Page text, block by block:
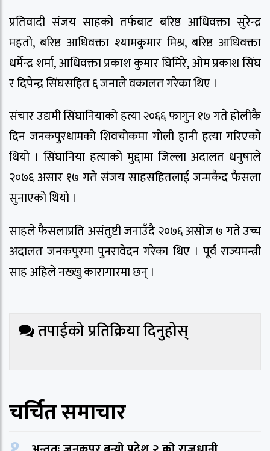
प्रतिवादी संजय साहको तर्फबाट बरिष्ठ आधिवक्ता सुरेन्द्र
महतो, बरिष्ठ आधिवक्ता श्यामकुमार मिश्र, बरिष्ठ आधिवक्ता
धर्मेन्द्र शर्मा, आधिवक्ता प्रकाश कुमार घिमिरे, ओम प्रकाश सिंघ
र दिपेन्द्र सिंघसहित ६ जनाले वकालत गरेका थिए ।
संचार उद्यमी सिंघानियाको हत्या २०६६ फागुन १७ गते होलीकै
दिन जनकपुरधामको शिवचोकमा गोली हानी हत्या गरिएको
थियो । सिंघानिया हत्याको मुद्दामा जिल्ला अदालत धनुषाले
२०७६ असार १७ गते संजय साहसहितलाई जन्मकैद फैसला
सुनाएको थियो ।
साहले फैसलाप्रति असंतुष्टी जनाउँदै २०७६ असोज ७ गते उच्च
अदालत जनकपुरमा पुनरावेदन गरेका थिए । पूर्व राज्यमन्त्री
साह अहिले नख्खु कारागारमा छन् ।
तपाईको प्रतिक्रिया दिनुहोस्
चर्चित समाचार